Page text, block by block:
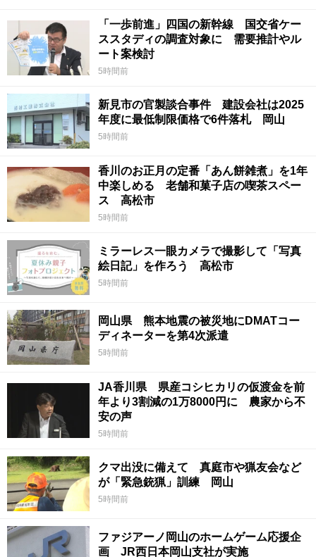
「一歩前進」四国の新幹線 国交省ケー
ススタディの調査対象に 需要推計やル
ート案検討
5時間前
新見市の官製談合事件 建設会社は2025
年度に最低制限価格で6件落札 岡山
5時間前
香川のお正月の定番「あん餅雑煮」を1年
中楽しめる 老舗和菓子店の喫茶スペー
ス 高松市
5時間前
ミラーレス一眼カメラで撮影して「写真
絵日記」を作ろう 高松市
5時間前
岡山県 熊本地震の被災地にDMATコー
ディネーターを第4次派遣
5時間前
JA香川県 県産コシヒカリの仮渡金を前
年より3割減の1万8000円に 農家から不
安の声
5時間前
クマ出没に備えて 真庭市や猟友会など
が「緊急銃猟」訓練 岡山
5時間前
ファジアーノ岡山のホームゲーム応援企
画 JR西日本岡山支社が実施